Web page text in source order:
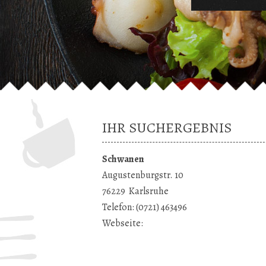
IHR SUCHERGEBNIS
Schwanen
Augustenburgstr. 10
76229 Karlsruhe
Telefon:(0721) 463496
Webseite: